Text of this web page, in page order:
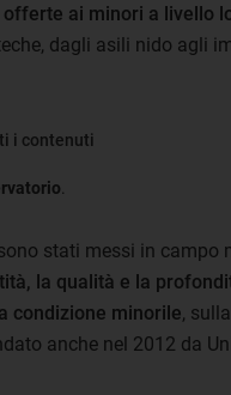
ai minori a livello
dagli asili nido agli
i contenuti
stati messi in campo
la qualità e la
condizione minorile,
anche nel 2012 da